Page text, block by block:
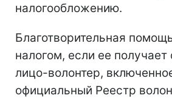
налогообложению.
Благотворительная
налогом, если ее получает
лицо-волонтер,
официальный Реестр